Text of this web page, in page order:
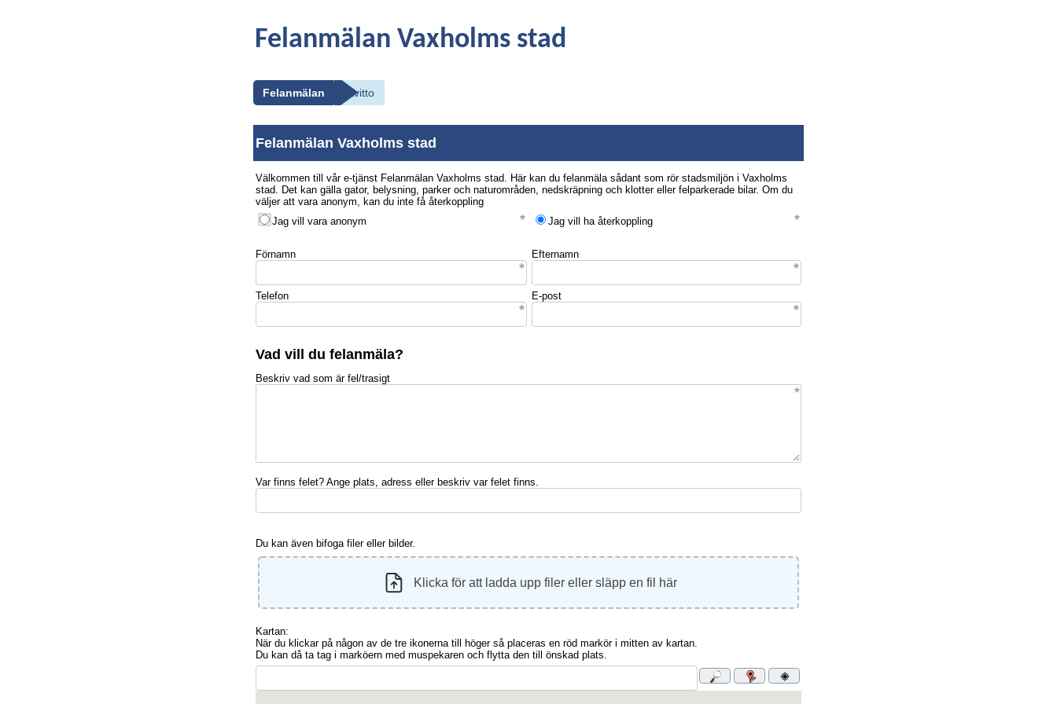
Felanmälan Vaxholms stad
Felanmälan Kvitto
Felanmälan Vaxholms stad
Välkommen till vår e-tjänst Felanmälan Vaxholms stad. Här kan du felanmäla sådant som rör stadsmiljön i Vaxholms
stad. Det kan gälla gator, belysning, parker och naturområden, nedskräpning och klotter eller felparkerade bilar. Om du
väljer att vara anonym, kan du inte få återkoppling
Jag vill vara anonym
Jag vill ha återkoppling
Förnamn Efternamn
Telefon E-post
Vad vill du felanmäla?
Beskriv vad som är fel/trasigt
Var finns felet? Ange plats, adress eller beskriv var felet finns.
Du kan även bifoga filer eller bilder.
Kartan:
När du klickar på någon av de tre ikonerna till höger så placeras en röd markör i mitten av kartan.
Du kan då ta tag i marköern med muspekaren och flytta den till önskad plats.